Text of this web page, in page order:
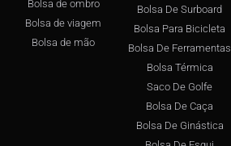
Bolsa de ombro
Bolsa de viagem
Bolsa de mão
Bolsa De Surboard
Bolsa Para Bicicleta
Bolsa De Ferramentas
Bolsa Térmica
Saco De Golfe
Bolsa De Caça
Bolsa De Ginástica